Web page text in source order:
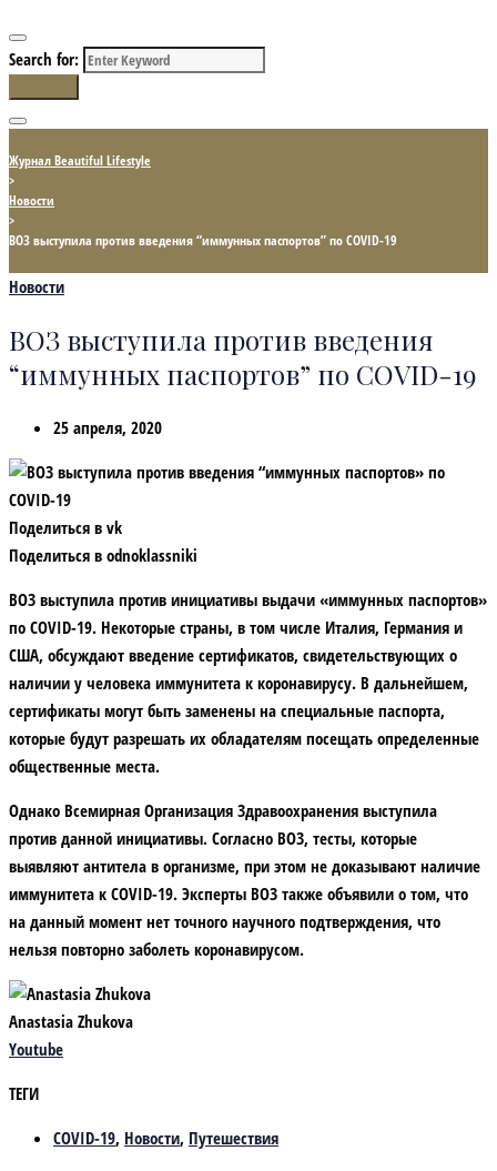
Search for:
Журнал Beautiful Lifestyle
>
Новости
>
ВОЗ выступила против введения “иммунных паспортов” по COVID-19
Новости
ВОЗ выступила против введения
“иммунных паспортов” по COVID-19
25 апреля, 2020
Поделиться в vk
Поделиться в odnoklassniki
ВОЗ выступила против инициативы выдачи «иммунных паспортов»
по COVID-19. Некоторые страны, в том числе Италия, Германия и
США, обсуждают введение сертификатов, свидетельствующих о
наличии у человека иммунитета к коронавирусу. В дальнейшем,
сертификаты могут быть заменены на специальные паспорта,
которые будут разрешать их обладателям посещать определенные
общественные места.
Однако Всемирная Организация Здравоохранения выступила
против данной инициативы. Согласно ВОЗ, тесты, которые
выявляют антитела в организме, при этом не доказывают наличие
иммунитета к COVID-19. Эксперты ВОЗ также объявили о том, что
на данный момент нет точного научного подтверждения, что
нельзя повторно заболеть коронавирусом.
Anastasia Zhukova
Youtube
ТЕГИ
COVID-19, Новости, Путешествия